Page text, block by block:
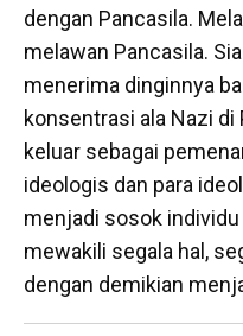
dengan Pancasila.
melawan Pancasila.
menerima dinginnya
konsentrasi ala Nazi di
keluar sebagai
ideologis dan para
menjadi sosok
mewakili segala hal,
dengan demikian